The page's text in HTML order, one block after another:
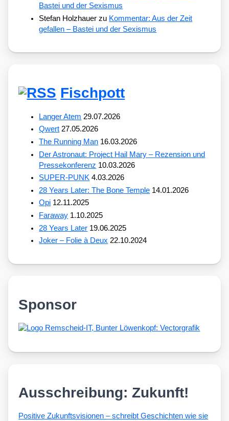
Bastei und der Sexismus
Stefan Holzhauer zu Kommentar: Aus der Zeit
gefallen – Bastei und der Sexismus
Fischpott
Langer Atem 29.07.2026
Qwert 27.05.2026
The Running Man 16.03.2026
Der Astronaut: Project Hail Mary – Rezension und
Pressekonferenz 10.03.2026
SUPER-PUNK 4.03.2026
28 Years Later: The Bone Temple 14.01.2026
Opi 12.11.2025
Faraway 1.10.2025
28 Years Later 19.06.2025
Joker – Folie à Deux 22.10.2024
Sponsor
Ausschreibung: Zukunft!
Posi­ti­ve Zukunfts­vi­sio­nen – schreibt Geschich­ten wie sie